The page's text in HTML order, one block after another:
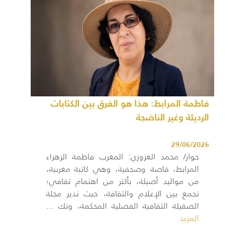
فاطمة المرابط: هذا هو الفرق بين الكتابات
الرديئة وغير الناضجة
29/06/2026
حوار/ محمد العزوزي: المغرب فاطمة الزهراء
المرابط، قاصة وصحفية، وهي كاتبة مغربية،
من مواليد أصيلة، بأكثر من اهتمام ثقافي؛
تجمع بين الإعلام والثقافة، حيث تدير مجلة
الصقيلة الثقافية الفصلية المحكمة، وتك ...
المزيد